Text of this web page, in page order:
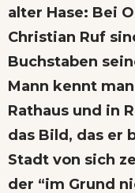
alter Hase: Bei
Christian Ruf
Buchstaben
Mann kennt
Rathaus und in
das Bild, das er
Stadt von sich
der “im Grund